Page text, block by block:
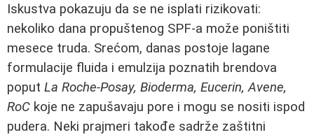
Iskustva pokazuju da se ne isplati rizikovati:
nekoliko dana propuštenog SPF‑a može poništiti
mesece truda. Srećom, danas postoje lagane
formulacije fluida i emulzija poznatih brendova
poput La Roche‑Posay, Bioderma, Eucerin, Avene,
RoC koje ne zapušavaju pore i mogu se nositi ispod
pudera. Neki prajmeri takođe sadrže zaštitni